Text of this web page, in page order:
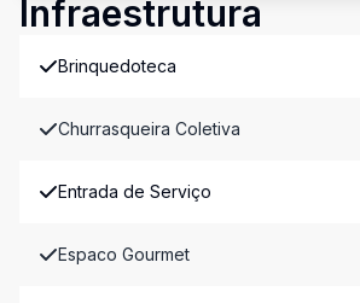
Infraestrutura
Brinquedoteca
Churrasqueira Coletiva
Entrada de Serviço
Espaco Gourmet